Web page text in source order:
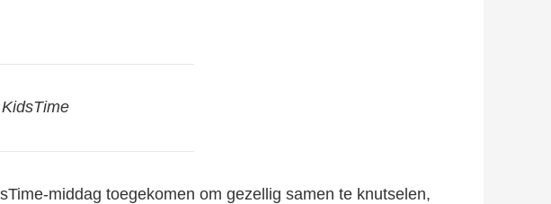
KidsTime
middag toegekomen om gezellig samen te knutselen,